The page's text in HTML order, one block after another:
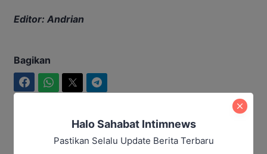
Editor: Andrian
Bagikan
Halo Sahabat Intimnews
Pastikan Selalu Update Berita Terbaru